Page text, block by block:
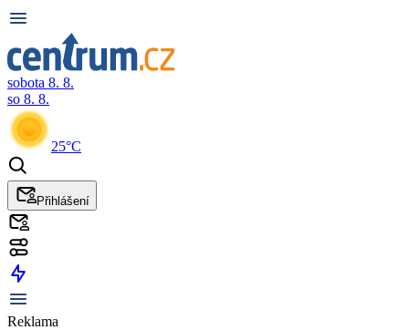
sobota 8. 8.
so 8. 8.
25°C
Přihlášení
Reklama